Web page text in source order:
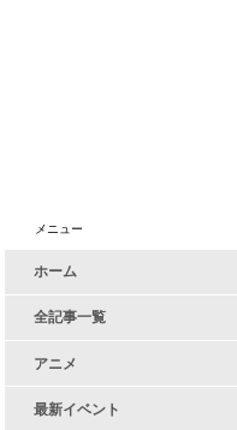
メニュー
ホーム
全記事一覧
アニメ
最新イベント